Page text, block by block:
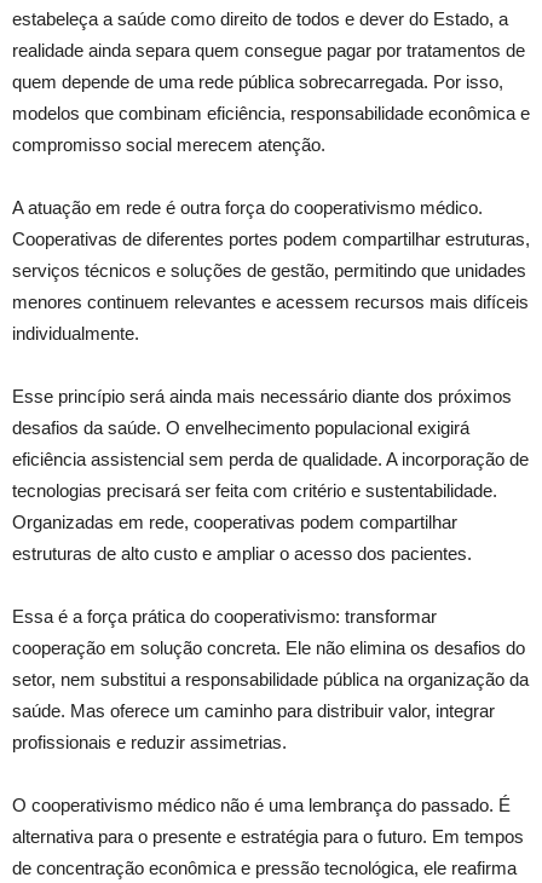
estabeleça a saúde como direito de todos e dever do Estado, a
realidade ainda separa quem consegue pagar por tratamentos de
quem depende de uma rede pública sobrecarregada. Por isso,
modelos que combinam eficiência, responsabilidade econômica e
compromisso social merecem atenção.
A atuação em rede é outra força do cooperativismo médico.
Cooperativas de diferentes portes podem compartilhar estruturas,
serviços técnicos e soluções de gestão, permitindo que unidades
menores continuem relevantes e acessem recursos mais difíceis
individualmente.
Esse princípio será ainda mais necessário diante dos próximos
desafios da saúde. O envelhecimento populacional exigirá
eficiência assistencial sem perda de qualidade. A incorporação de
tecnologias precisará ser feita com critério e sustentabilidade.
Organizadas em rede, cooperativas podem compartilhar
estruturas de alto custo e ampliar o acesso dos pacientes.
Essa é a força prática do cooperativismo: transformar
cooperação em solução concreta. Ele não elimina os desafios do
setor, nem substitui a responsabilidade pública na organização da
saúde. Mas oferece um caminho para distribuir valor, integrar
profissionais e reduzir assimetrias.
O cooperativismo médico não é uma lembrança do passado. É
alternativa para o presente e estratégia para o futuro. Em tempos
de concentração econômica e pressão tecnológica, ele reafirma